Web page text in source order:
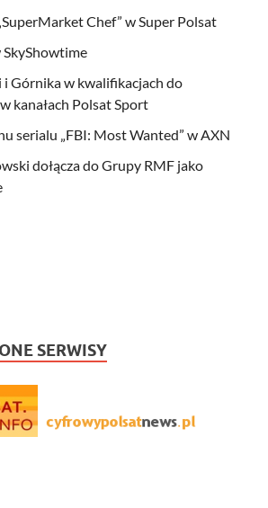
Chef” w Super Polsat
SkyShowtime
i Górnika w kwalifikacjach do
kanałach Polsat Sport
serialu „FBI: Most Wanted” w AXN
dołącza do Grupy RMF jako
SERWISY